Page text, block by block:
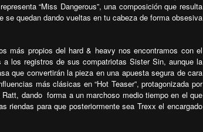
“Miss Dangerous”, una composición que resulta
quedan dando vueltas en tu cabeza de forma obsesiva
más propios del hard & heavy nos encontramos con el
a los registros de sus compatriotas Sister Sin, aunque la
que convertirán la pieza en una apuesta segura de cara
más clásicas en “Hot Teaser”, protagonizada por
dando forma a un marchoso medio tiempo en el que
riendas para que posteriormente sea Trexx el encargado